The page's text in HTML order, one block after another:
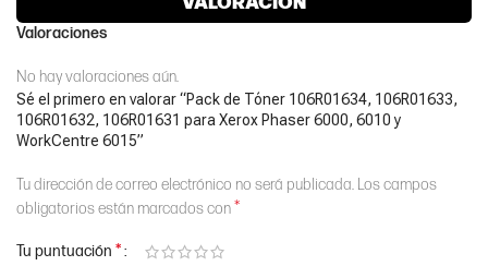
Valoraciones
No hay valoraciones aún.
Sé el primero en valorar “Pack de Tóner 106R01634, 106R01633,
106R01632, 106R01631 para Xerox Phaser 6000, 6010 y
WorkCentre 6015”
Tu dirección de correo electrónico no será publicada. Los campos
obligatorios están marcados con*
Tu puntuación *